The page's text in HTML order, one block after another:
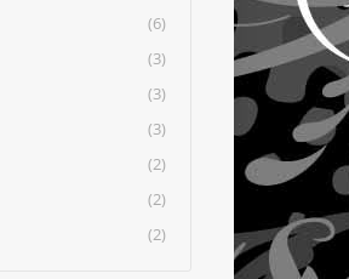
(6)
(3)
(3)
(3)
(2)
(2)
(2)